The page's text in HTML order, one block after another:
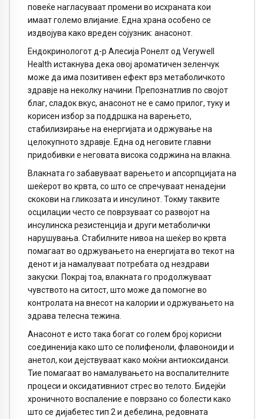
повеќе нагласуваат промени во исхраната кои
имаат големо влијание. Една храна особено се
издвојува како вреден сојузник: анасонот.
Ендокринологот д-р Алесија Ронелт од Verywell
Health истакнува дека овој ароматичен зеленчук
може да има позитивен ефект врз метаболичкото
здравје на неколку начини. Препознатлив по својот
благ, сладок вкус, анасонот не е само прилог, туку и
корисен избор за поддршка на варењето,
стабилизирање на енергијата и одржување на
целокупното здравје. Една од неговите главни
придобивки е неговата висока содржина на влакна.
Влакната го забавуваат варењето и апсорпцијата на
шеќерот во крвта, со што се спречуваат ненадејни
скокови на гликозата и инсулинот. Токму таквите
осцилации често се поврзуваат со развојот на
инсулинска резистенција и други метаболички
нарушувања. Стабилните нивоа на шеќер во крвта
помагаат во одржувањето на енергијата во текот на
денот и ја намалуваат потребата од нездрави
закуски. Покрај тоа, влакната го продолжуваат
чувството на ситост, што може да помогне во
контролата на внесот на калории и одржувањето на
здрава телесна тежина.
Анасонот е исто така богат со голем број корисни
соединенија како што се полифеноли, флавоноиди и
анетол, кои дејствуваат како моќни антиоксиданси.
Тие помагаат во намалувањето на воспалителните
процеси и оксидативниот стрес во телото. Бидејќи
хроничното воспаление е поврзано со болести како
што се дијабетес тип 2 и дебелина, редовната